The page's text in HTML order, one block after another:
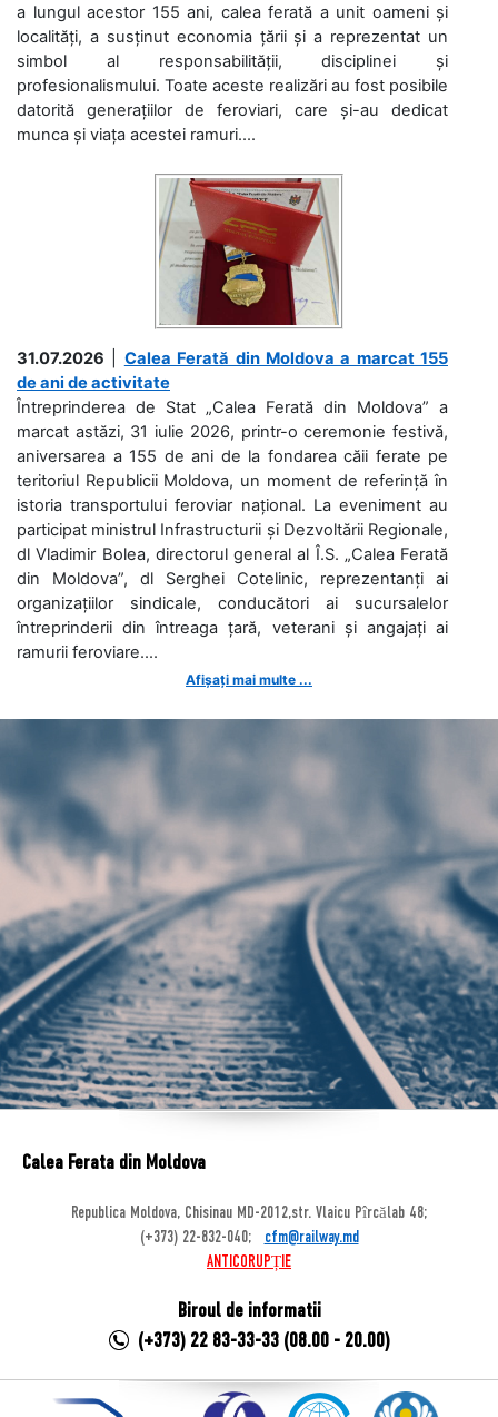
a lungul acestor 155 ani, calea ferată a unit oameni și
localități, a susținut economia țării și a reprezentat un
simbol al responsabilității, disciplinei și
profesionalismului. Toate aceste realizări au fost posibile
datorită generațiilor de feroviari, care și-au dedicat
munca și viața acestei ramuri....
31.07.2026
Calea Ferată din Moldova a marcat 155
de ani de activitate
Întreprinderea de Stat „Calea Ferată din Moldova” a
marcat astăzi, 31 iulie 2026, printr-o ceremonie festivă,
aniversarea a 155 de ani de la fondarea căii ferate pe
teritoriul Republicii Moldova, un moment de referință în
istoria transportului feroviar național. La eveniment au
participat ministrul Infrastructurii și Dezvoltării Regionale,
dl Vladimir Bolea, directorul general al Î.S. „Calea Ferată
din Moldova”, dl Serghei Cotelinic, reprezentanți ai
organizațiilor sindicale, conducători ai sucursalelor
întreprinderii din întreaga țară, veterani și angajați ai
ramurii feroviare....
Afișați mai multe ...
Calea Ferata din Moldova
Republica Moldova, Chisinau MD-2012,str. Vlaicu Pîrcălab 48;
(+373) 22-832-040;
cfm@railway.md
ANTICORUPȚIE
Biroul de informatii
(+373) 22 83-33-33 (08.00 - 20.00)